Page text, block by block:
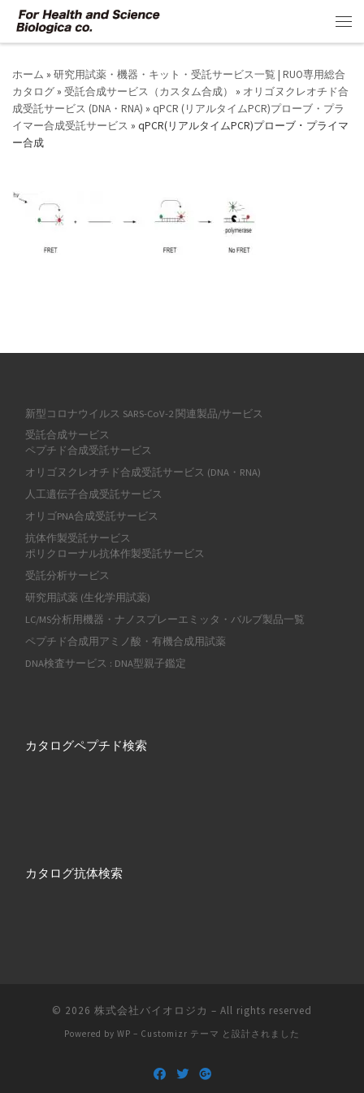
コンテンツへスキップ
ホーム » 研究用試薬・機器・キット・受託サービス一覧 | RUO専用総合
カタログ » 受託合成サービス（カスタム合成） » オリゴヌクレオチド合
成受託サービス (DNA・RNA) » qPCR (リアルタイムPCR)プローブ・プラ
イマー合成受託サービス » qPCR(リアルタイムPCR)プローブ ･ プライマ
ー合成
新型コロナウイルス SARS-CoV-2 関連製品/サービス
受託合成サービス
ペプチド合成受託サービス
オリゴヌクレオチド合成受託サービス (DNA・RNA)
人工遺伝子合成受託サービス
オリゴPNA合成受託サービス
抗体作製受託サービス
ポリクローナル抗体作製受託サービス
受託分析サービス
研究用試薬 (生化学用試薬)
LC/MS分析用機器・ナノスプレーエミッタ・バルブ製品一覧
ペプチド合成用アミノ酸・有機合成用試薬
DNA検査サービス : DNA型親子鑑定
カタログペプチド検索
カタログ抗体検索
© 2026 株式会社バイオロジカ – All rights reserved
Powered by WP – Customizr テーマ と設計されました